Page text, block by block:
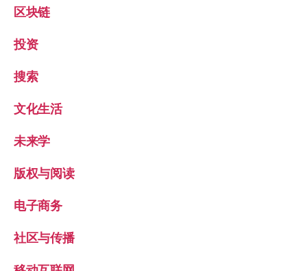
区块链
投资
搜索
文化生活
未来学
版权与阅读
电子商务
社区与传播